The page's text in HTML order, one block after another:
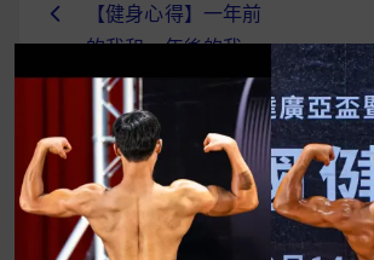
文
覽
【健身心得】一年前
的我和一年後的我，
你能認出哪個是哪個
嗎？ (@lil__jay_4)
#雞肉 #乳清